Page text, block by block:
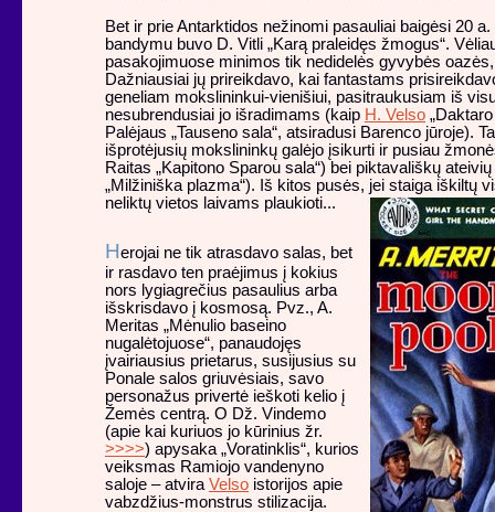
Bet ir prie Antarktidos nežinomi pasauliai baigėsi 20
bandymu buvo D. Vitli „Karą praleidęs žmogus“.
pasakojimuose minimos tik nedidelės gyvybės
Dažniausiai jų prireikdavo, kai fantastams
geneliam mokslininkui-vienišiui, pasitraukusiam iš
nesubrendusiai jo išradimams (kaip H. Velso
Palėjaus „Tauseno sala“, atsiradusi Barenco jūroje).
išprotėjusių mokslininkų galėjo įsikurti ir pusiau
Raitas „Kapitono Sparou sala“) bei piktavališkų
„Milžiniška plazma“). Iš kitos pusės, jei staiga iškiltų
neliktų vietos laivams plaukioti...
Herojai ne tik atrasdavo salas, bet
ir rasdavo ten praėjimus į kokius
nors lygiagrečius pasaulius arba
išskrisdavo į kosmosą. Pvz., A.
Meritas „Mėnulio baseino
nugalėtojuose“, panaudojęs
įvairiausius prietarus, susijusius su
Ponale salos griuvėsiais, savo
personažus privertė ieškoti kelio į
Žemės centrą. O Dž. Vindemo
(apie kai kuriuos jo kūrinius žr.
>>>>) apysaka „Voratinklis“, kurios
veiksmas Ramiojo vandenyno
saloje – atvira Velso istorijos apie
vabzdžius-monstrus stilizacija.